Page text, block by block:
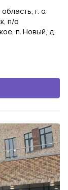
г. о.
п/о
п. Новый, д.